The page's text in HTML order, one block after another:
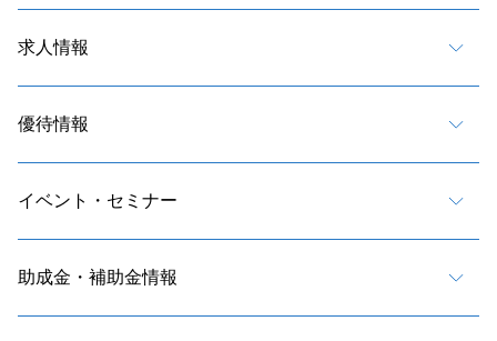
求人情報
優待情報
イベント・セミナー
助成金・補助金情報